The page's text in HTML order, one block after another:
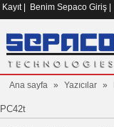
Kayıt Benim Sepaco Giriş
Ana sayfa » Yazıcılar »
PC42t